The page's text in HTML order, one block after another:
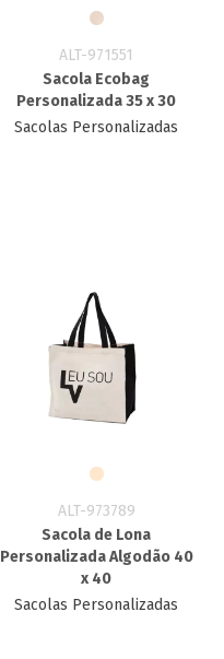
ALT-971551
Sacola Ecobag
Personalizada​ 35 x 30
Sacolas Personalizadas
ALT-973789
Sacola de Lona
Personalizada Algodão 40
x 40
Sacolas Personalizadas